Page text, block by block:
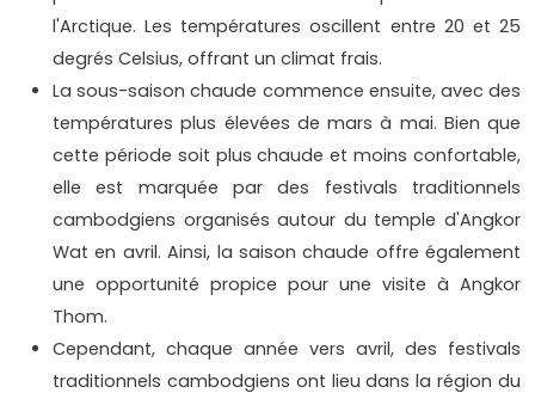
l'Arctique. Les températures oscillent entre 20 et 25
degrés Celsius, offrant un climat frais.
La sous-saison chaude commence ensuite, avec des
températures plus élevées de mars à mai. Bien que
cette période soit plus chaude et moins confortable,
elle est marquée par des festivals traditionnels
cambodgiens organisés autour du temple d'Angkor
Wat en avril. Ainsi, la saison chaude offre également
une opportunité propice pour une visite à Angkor
Thom.
Cependant, chaque année vers avril, des festivals
traditionnels cambodgiens ont lieu dans la région du